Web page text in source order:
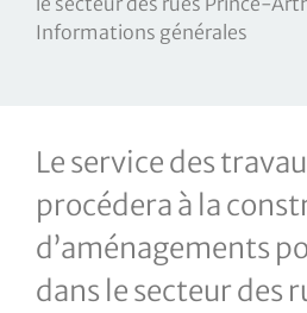
Informations générales
Le service des
procédera à la
d’aménagements
dans le secteur des